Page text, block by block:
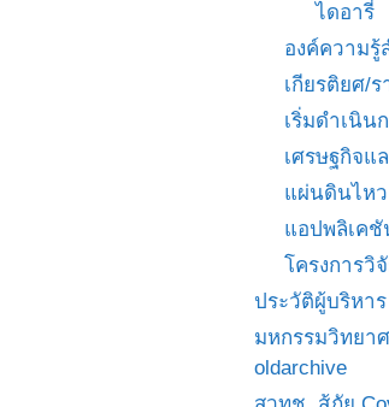
ไดอารี่
องค์ความ
เกียรติยศ/ร
เริ่มดำเนิน
เศรษฐกิจแ
แผ่นดินไหว
แอปพลิเคชั
โครงการวิ
ประวัติผู้บริหา
มหกรรมวิทยา
oldarchive